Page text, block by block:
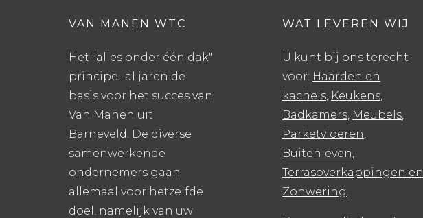
VAN MANEN WTC
Het "alles onder één dak"
principe -al jaren de
basis voor het succes van
Van Manen uit
Barneveld. De diverse
samenwerkende
ondernemers gaan
allemaal voor hetzelfde
doel, namelijk van uw
WAT LEVEREN WIJ
U kunt bij ons terecht
voor: Haarden en
kachels, Keukens,
Badkamers, Meubels,
Parketvloeren,
Buitenleven,
Terrasoverkappingen en
Zonwering.